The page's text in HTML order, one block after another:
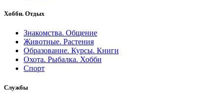
Хобби. Отдых
Знакомства. Общение
Животные. Растения
Образование. Курсы. Книги
Охота. Рыбалка. Хобби
Спорт
Службы